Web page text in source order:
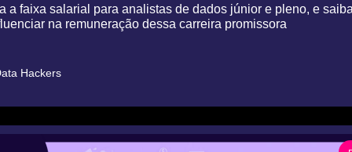
a faixa salarial para analistas de dados júnior e pleno, e
na remuneração dessa carreira promissora
Hackers